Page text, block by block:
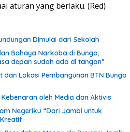
aturan yang berlaku. (Red)
Dimulai dari Sekolah
Bahaya Narkoba di Bungo,
depan sudah ada di tangan”
Lokasi Pembangunan BTN Bungo
oleh Media dan Aktivis
Negeriku “Dari Jambi untuk